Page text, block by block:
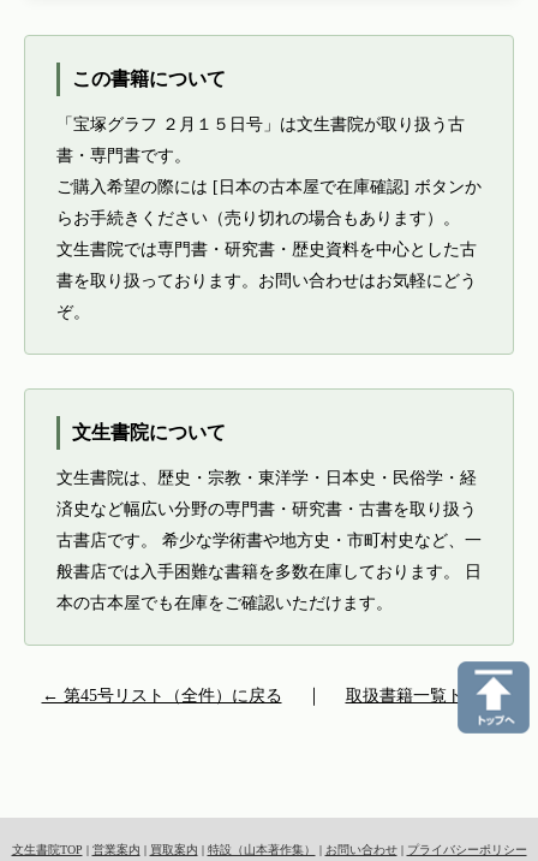
この書籍について
「宝塚グラフ ２月１５日号」は文生書院が取り扱う古
書・専門書です。
ご購入希望の際には [日本の古本屋で在庫確認] ボタンか
らお手続きください（売り切れの場合もあります）。
文生書院では専門書・研究書・歴史資料を中心とした古
書を取り扱っております。お問い合わせはお気軽にどう
ぞ。
文生書院について
文生書院は、歴史・宗教・東洋学・日本史・民俗学・経
済史など幅広い分野の専門書・研究書・古書を取り扱う
古書店です。 希少な学術書や地方史・市町村史など、一
般書店では入手困難な書籍を多数在庫しております。 日
本の古本屋でも在庫をご確認いただけます。
← 第45号リスト（全件）に戻る 取扱書籍一覧トップ
文生書院TOP | 営業案内 | 買取案内 | 特設（山本著作集） | お問い合わせ| プライバシーポリシー